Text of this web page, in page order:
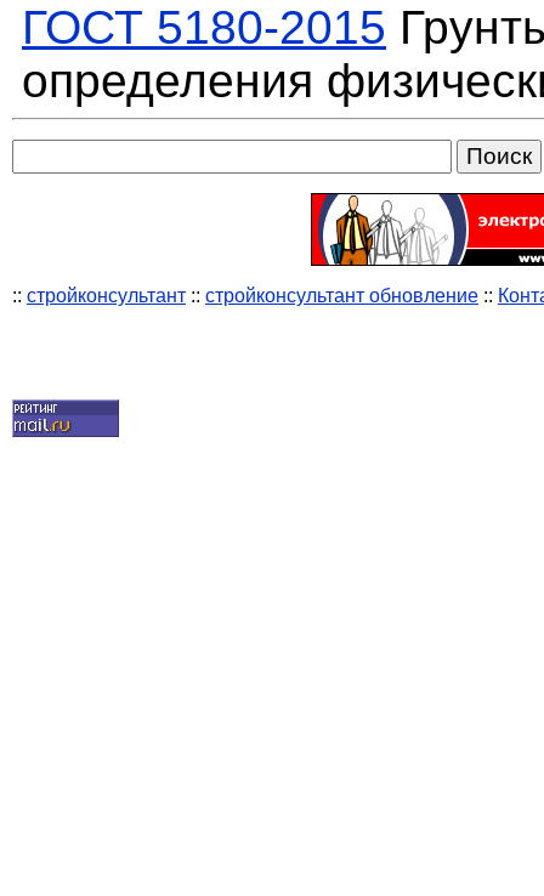
ГОСТ 5180-2015
определения
:: стройконсультант :: стройконсультант обновление ::